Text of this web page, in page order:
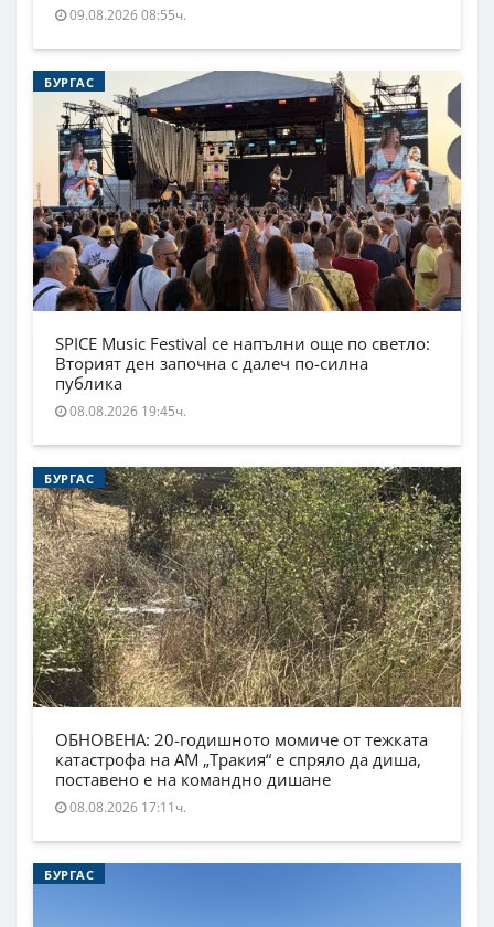
09.08.2026 08:55ч.
БУРГАС
SPICE Music Festival се напълни още по светло:
Вторият ден започна с далеч по-силна
публика
08.08.2026 19:45ч.
БУРГАС
ОБНОВЕНА: 20-годишното момиче от тежката
катастрофа на АМ „Тракия“ е спряло да диша,
поставено е на командно дишане
08.08.2026 17:11ч.
БУРГАС